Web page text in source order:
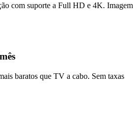
com suporte a Full HD e 4K. Imagem
baratos que TV a cabo. Sem taxas